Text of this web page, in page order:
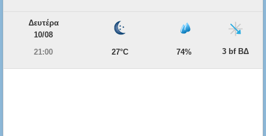
Δευτέρα
10/08
21:00
27°C 74% 3 bf ΒΔ